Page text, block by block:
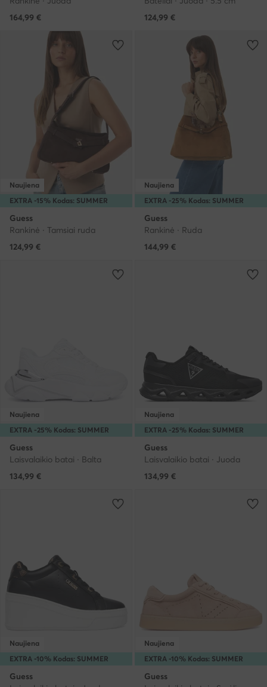
164,99 €
124,99 €
EXTRA -15% Kodas: SUMMER
Naujiena
Guess
Rankinė · Tamsiai ruda
124,99 €
EXTRA -25% Kodas: SUMMER
Naujiena
Guess
Rankinė · Ruda
144,99 €
EXTRA -25% Kodas: SUMMER
Naujiena
Guess
Laisvalaikio batai · Balta
134,99 €
EXTRA -25% Kodas: SUMMER
Naujiena
Guess
Laisvalaikio batai · Juoda
134,99 €
EXTRA -10% Kodas: SUMMER
Naujiena
Guess
EXTRA -10% Kodas: SUMMER
Naujiena
Guess